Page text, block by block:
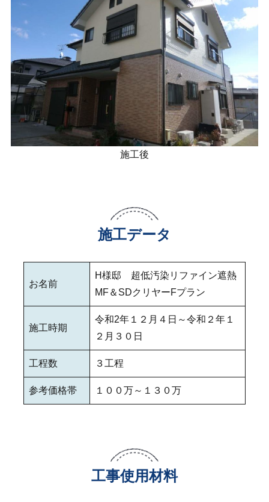
施工後
施工データ
お名前
H様邸 超低汚染リファイン遮熱
MF＆SDクリヤーFプラン
施工時期
令和2年１２月４日～令和２年１
２月３０日
工程数 ３工程
参考価格帯 １００万～１３０万
工事使用材料